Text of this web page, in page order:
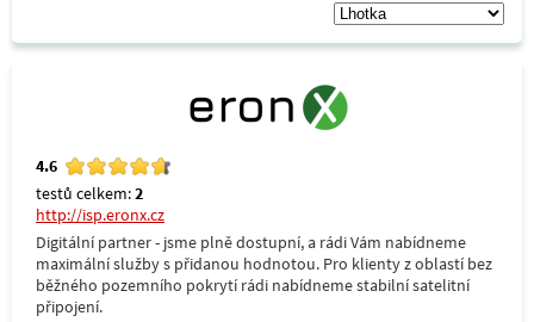
4.6
testů celkem:2
http://isp.eronx.cz
Digitální partner - jsme plně dostupní, a rádi Vám nabídneme
maximální služby s přidanou hodnotou. Pro klienty z oblastí bez
běžného pozemního pokrytí rádi nabídneme stabilní satelitní
připojení.